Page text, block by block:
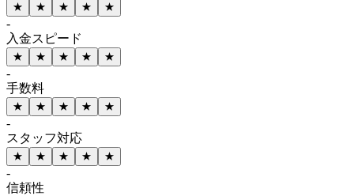
★ ★ ★ ★ ★
-
入金スピード
★ ★ ★ ★ ★
-
手数料
★ ★ ★ ★ ★
-
スタッフ対応
★ ★ ★ ★ ★
-
信頼性